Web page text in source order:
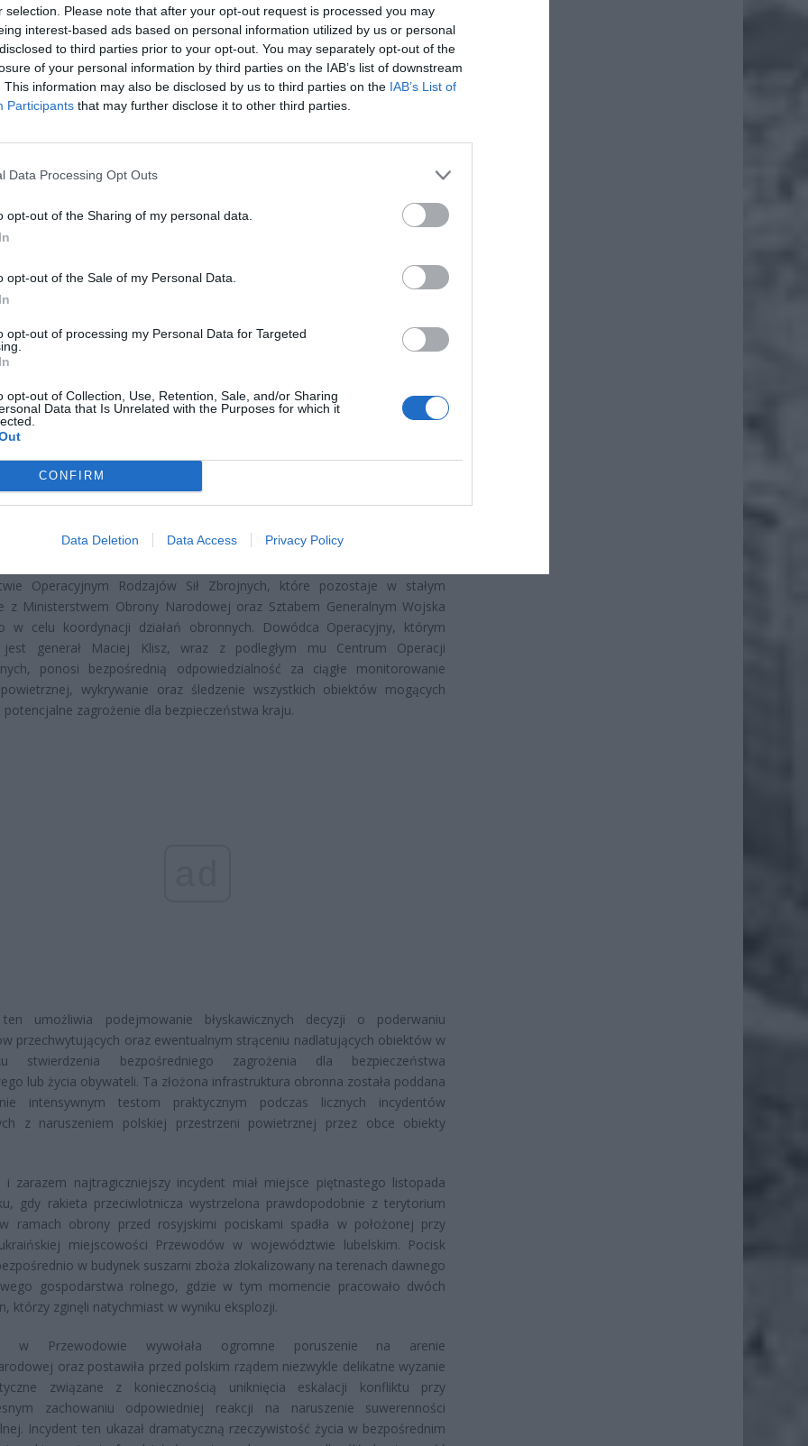
selection. Please note that after your opt-out request is processed you may
interest-based ads based on personal information utilized by us or personal
to third parties prior to your opt-out. You may separately opt-out of the
of your personal information by third parties on the IAB’s list of downstream
This information may also be disclosed by us to third parties on the IAB’s List of
Participants that may further disclose it to other third parties.
Data Processing Opt Outs
opt-out of the Sharing of my personal data.
opt-out of the Sale of my Personal Data.
opt-out of processing my Personal Data for Targeted
opt-out of Collection, Use, Retention, Sale, and/or Sharing
Data that Is Unrelated with the Purposes for which it
CONFIRM
Data Deletion Data Access Privacy Policy
zwiększa prawdopodobieństwo przypadkowego naruszenia polskiej
powietrznej przez zbłąkane lub uszkodzone pociski.
RÓWNIEŻ:
obywatel Ukrainy zaatakował zakonnicę i zerwał jej krzyż.
nastąpił zwrot w sprawie
2026 15:40
3600 zł miesięcznie zamiast 800+. Nowa propozycja dla
dzieci do 3. roku życia
Operacyjnym Rodzajów Sił Zbrojnych, które pozostaje w stałym
z Ministerstwem Obrony Narodowej oraz Sztabem Generalnym Wojska
w celu koordynacji działań obronnych. Dowódca Operacyjny, którym
jest generał Maciej Klisz, wraz z podległym mu Centrum Operacji
ponosi bezpośrednią odpowiedzialność za ciągłe monitorowanie
wykrywanie oraz śledzenie wszystkich obiektów mogących
potencjalne zagrożenie dla bezpieczeństwa kraju.
umożliwia podejmowanie błyskawicznych decyzji o poderwaniu
przechwytujących oraz ewentualnym strąceniu nadlatujących obiektów w
stwierdzenia bezpośredniego zagrożenia dla bezpieczeństwa
lub życia obywateli. Ta złożona infrastruktura obronna została poddana
intensywnym testom praktycznym podczas licznych incydentów
z naruszeniem polskiej przestrzeni powietrznej przez obce obiekty
i zarazem najtragiczniejszy incydent miał miejsce piętnastego listopada
gdy rakieta przeciwlotnicza wystrzelona prawdopodobnie z terytorium
ramach obrony przed rosyjskimi pociskami spadła w położonej przy
miejscowości Przewodów w województwie lubelskim. Pocisk
w budynek suszarni zboża zlokalizowany na terenach dawnego
gospodarstwa rolnego, gdzie w tym momencie pracowało dwóch
którzy zginęli natychmiast w wyniku eksplozji.
w Przewodowie wywołała ogromne poruszenie na arenie
oraz postawiła przed polskim rządem niezwykle delikatne wyzanie
związane z koniecznością uniknięcia eskalacji konfliktu przy
zachowaniu odpowiedniej reakcji na naruszenie suwerenności
Incydent ten ukazał dramatyczną rzeczywistość życia w bezpośrednim